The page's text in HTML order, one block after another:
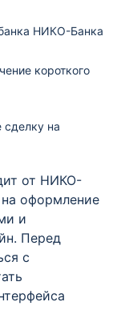
НИКО-Банка
короткого
сделку на
от НИКО-
оформление
и
Перед
с